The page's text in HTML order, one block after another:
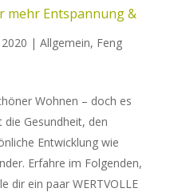
mehr Entspannung &
| Allgemein, Feng
Wohnen – doch es
Gesundheit, den
Entwicklung wie
Erfahre im Folgenden,
dir ein paar WERTVOLLE